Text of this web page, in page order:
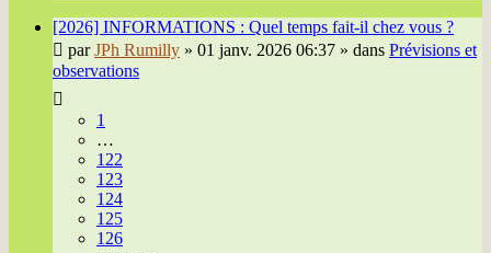
[2026] INFORMATIONS : Quel temps fait-il chez vous ?
parJPh Rumilly » 01 janv. 2026 06:37 » dans Prévisions et
observations
1
…
122
123
124
125
126